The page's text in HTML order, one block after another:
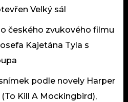
Velký sál
českého zvukového filmu
Kajetána Tyla s
podle novely Harper
Kill A Mockingbird),